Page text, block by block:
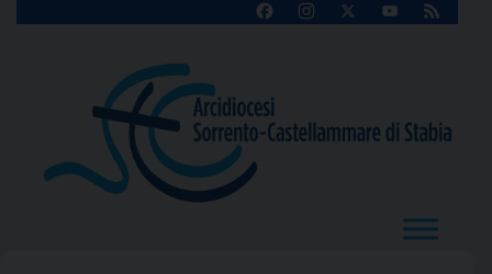
FacebookInstagram
X
YouTube
Feed